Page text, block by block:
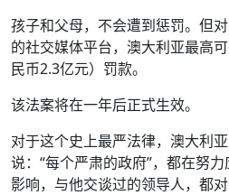
孩子和父母，不会遭到惩罚。但
的社交媒体平台，澳大利亚最高
民币2.3亿元）罚款。
该法案将在一年后正式生效。
对于这个史上最严法律，澳大利
说：“每个严肃的政府”，都在努
影响，与他交谈过的领导人，都